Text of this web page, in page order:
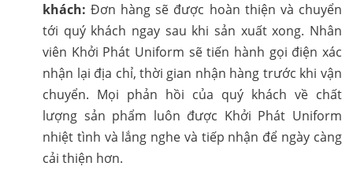
khách: Đơn hàng sẽ được hoàn thiện và chuyển
tới quý khách ngay sau khi sản xuất xong. Nhân
viên Khởi Phát Uniform sẽ tiến hành gọi điện xác
nhận lại địa chỉ, thời gian nhận hàng trước khi vận
chuyển. Mọi phản hồi của quý khách về chất
lượng sản phẩm luôn được Khởi Phát Uniform
nhiệt tình và lắng nghe và tiếp nhận để ngày càng
cải thiện hơn.